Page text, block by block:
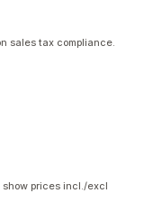
sales tax compliance.
show prices incl./excl